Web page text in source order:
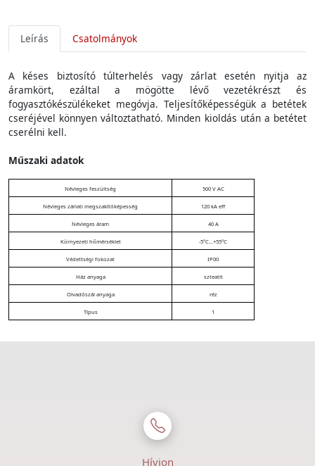
Leírás Csatolmányok
A késes biztosító túlterhelés vagy zárlat esetén nyitja az
áramkört, ezáltal a mögötte lévő vezetékrészt és
fogyasztókészülékeket megóvja. Teljesítőképességük a betétek
cseréjével könnyen változtatható. Minden kioldás után a betétet
cserélni kell.
Műszaki adatok
Névleges feszültség 500 V AC
Névleges zárlati megszakítóképesség 120 kA eff
Névleges áram 40 A
Környezeti hőmérséklet -5°C...+55°C
Védettségi fokozat IP00
Ház anyaga szteatit
Olvadószál anyaga réz
Típus 1
Hívjon